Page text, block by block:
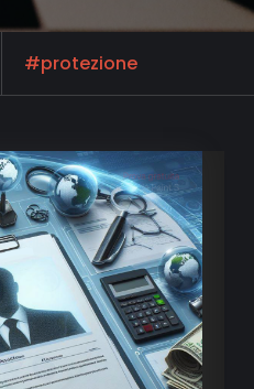
Posts
tagged
#protezione